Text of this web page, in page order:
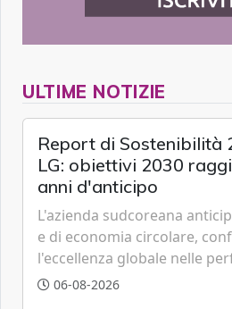
ULTIME NOTIZIE
Report di Sostenibilità
LG: obiettivi 2030
anni d'anticipo
L'azienda sudcoreana
e di economia circolare,
l'eccellenza globale nelle
grazie a innovazione,
06-08-2026